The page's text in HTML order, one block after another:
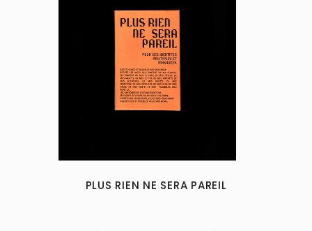
PLUS RIEN NE SERA PAREIL